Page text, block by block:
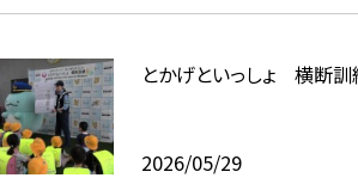
とかげといっしょ 横断訓
2026/05/29